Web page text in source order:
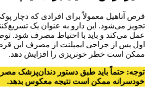
قرص آناهیل معمولاً برای افرادی که دچار
تجویز می‌شود. این دارو به عنوان یک
عمل می‌کند و باید با احتیاط مصرف شود.
اول پس از جراحی ایمپلنت از مصرف این قرص
ممکن است خطر خونریزی را افزایش دهد.
توجه: حتماً باید طبق دستور دندان‌پزشک
خودسرانه ممکن است نتیجه معکوس بدهد.